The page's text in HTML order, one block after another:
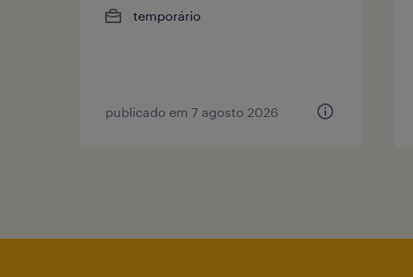
temporário
publicado em 7 agosto 2026